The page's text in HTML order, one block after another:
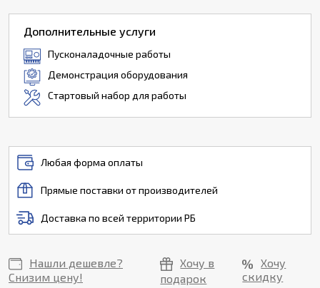
Дополнительные услуги
Пусконаладочные работы
Демонстрация оборудования
Стартовый набор для работы
Любая форма оплаты
Прямые поставки от производителей
Доставка по всей территории РБ
Нашли дешевле?
Снизим цену!
Хочу в
подарок
Хочу
скидку